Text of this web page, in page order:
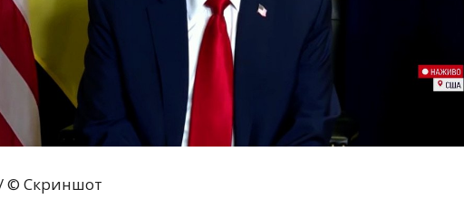
© Скриншот